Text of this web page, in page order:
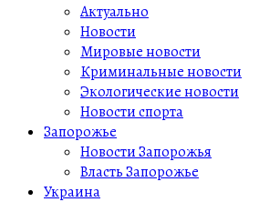
Актуально
Новости
Мировые новости
Криминальные новости
Экологические новости
Новости спорта
Запорожье
Новости Запорожья
Власть Запорожье
Украина